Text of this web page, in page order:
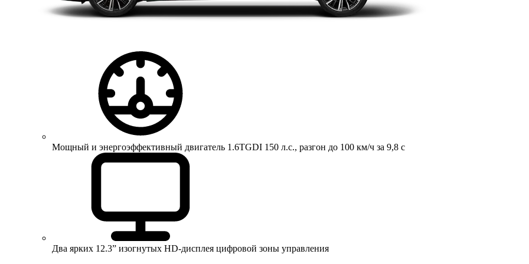
Мощный и энергоэффективный двигатель 1.6TGDI 150 л.с., разгон до 100 км/ч за 9,8 с
Два ярких 12.3” изогнутых HD-дисплея цифровой зоны управления